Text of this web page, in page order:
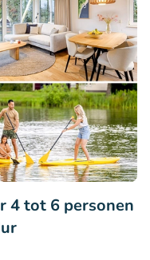
4 tot 6 personen